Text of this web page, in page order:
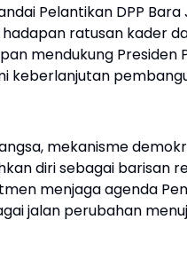
Pelantikan DPP
hadapan ratusan kader
mendukung Presiden
keberlanjutan
mekanisme
diri sebagai barisan
menjaga agenda
jalan perubahan